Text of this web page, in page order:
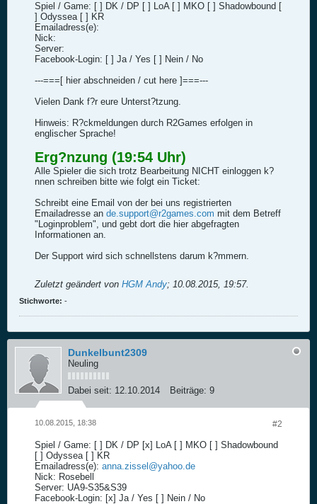
Spiel / Game: [ ] DK / DP [ ] LoA [ ] MKO [ ] Shadowbound [
] Odyssea [ ] KR
Emailadress(e):
Nick:
Server:
Facebook-Login: [ ] Ja / Yes [ ] Nein / No
---===[ hier abschneiden / cut here ]===---
Vielen Dank f?r eure Unterst?tzung.
Hinweis: R?ckmeldungen durch R2Games erfolgen in
englischer Sprache!
Erg?nzung (19:54 Uhr)
Alle Spieler die sich trotz Bearbeitung NICHT einloggen k?
nnen schreiben bitte wie folgt ein Ticket:
Schreibt eine Email von der bei uns registrierten
Emailadresse an de.support@r2games.com mit dem Betreff
"Loginproblem", und gebt dort die hier abgefragten
Informationen an.
Der Support wird sich schnellstens darum k?mmern.
Zuletzt geändert von HGM Andy; 10.08.2015, 19:57.
Stichworte: -
Dunkelbunt2309
Neuling
Dabei seit: 12.10.2014 Beiträge: 9
#2
10.08.2015, 18:38
Spiel / Game: [ ] DK / DP [x] LoA [ ] MKO [ ] Shadowbound
[ ] Odyssea [ ] KR
Emailadress(e): anna.zissel@yahoo.de
Nick: Rosebell
Server: UA9-S35&S39
Facebook-Login: [x] Ja / Yes [ ] Nein / No